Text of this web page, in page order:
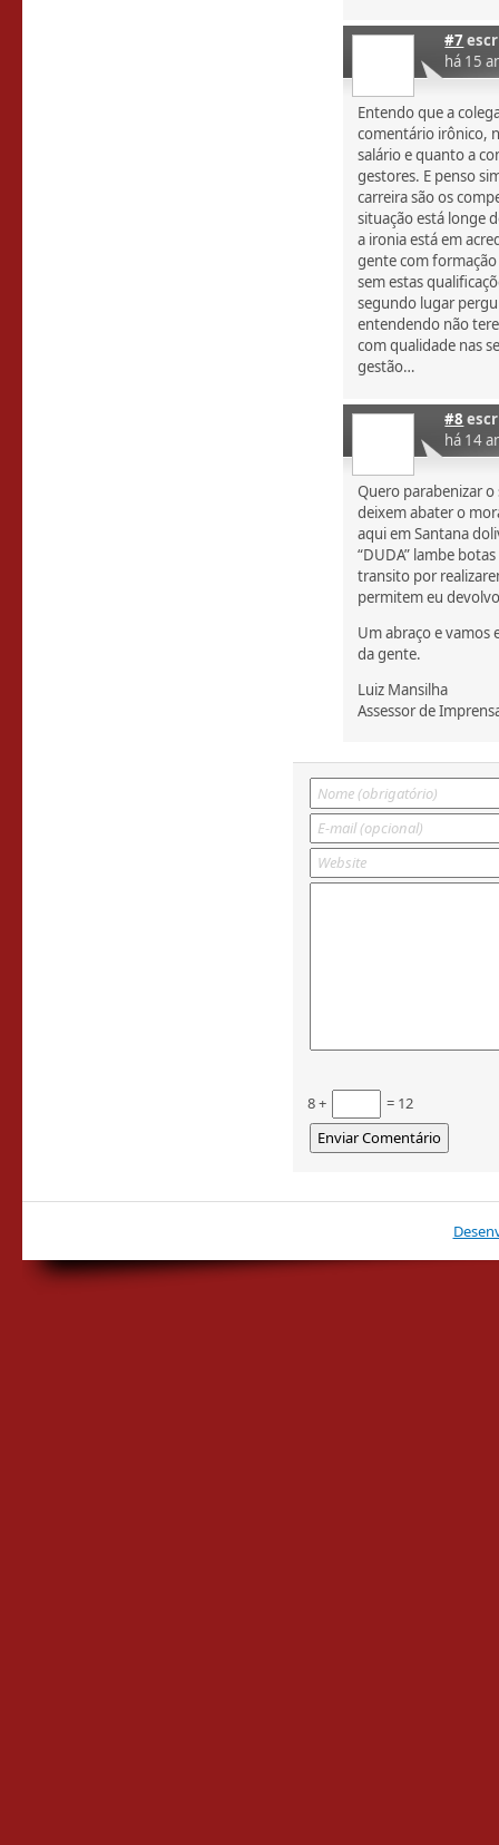
#7
há 15
Entendo que a
comentário irônico,
salário e quanto a
gestores. E penso
carreira são os
situação está longe
a ironia está em
gente com
sem estas
segundo lugar
entendendo não
com qualidade nas
gestão…
#8
há 14
Quero parabenizar
deixem abater o
aqui em Santana
“DUDA” lambe
transito por
permitem eu
Um abraço e vamos
da gente.
Luiz Mansilha
Assessor de
8 + = 12